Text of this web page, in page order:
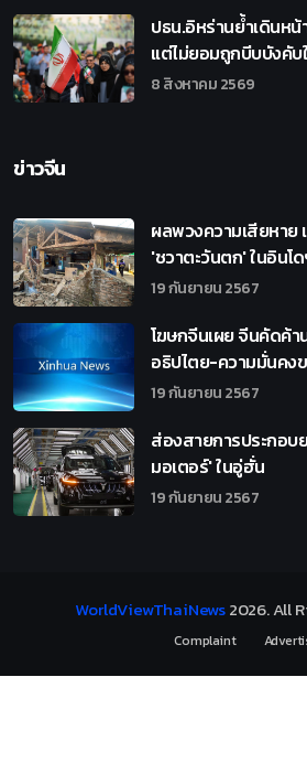
ปธน.อิหร่านย้ำเดินห
แต่ไม่ยอมถูกบีบบังคั
8 สิงหาคม 2569
ข่าวจีน
ผลพวงความเสียหาย
'ชวาตะวันตก' ในอินโ
19 กันยายน 2567
โฆษกจีนเผย จีนคัดค้า
อธิปไตย-ความมั่นคง
19 กันยายน 2567
ส่องสายการประกอบ
มอเตอร์' ในอู่ฮั่น
19 กันยายน 2567
WorldViewThaiNews2026. All
Complaint